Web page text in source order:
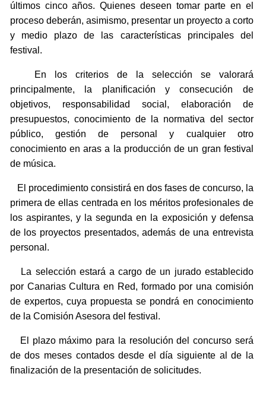
últimos cinco años. Quienes deseen tomar parte en el
proceso deberán, asimismo, presentar un proyecto a corto
y medio plazo de las características principales del
festival.
En los criterios de la selección se valorará
principalmente, la planificación y consecución de
objetivos, responsabilidad social, elaboración de
presupuestos, conocimiento de la normativa del sector
público, gestión de personal y cualquier otro
conocimiento en aras a la producción de un gran festival
de música.
El procedimiento consistirá en dos fases de concurso, la
primera de ellas centrada en los méritos profesionales de
los aspirantes, y la segunda en la exposición y defensa
de los proyectos presentados, además de una entrevista
personal.
La selección estará a cargo de un jurado establecido
por Canarias Cultura en Red, formado por una comisión
de expertos, cuya propuesta se pondrá en conocimiento
de la Comisión Asesora del festival.
El plazo máximo para la resolución del concurso será
de dos meses contados desde el día siguiente al de la
finalización de la presentación de solicitudes.